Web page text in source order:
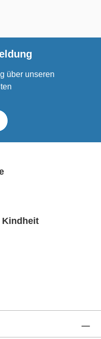
über unseren
Kindheit